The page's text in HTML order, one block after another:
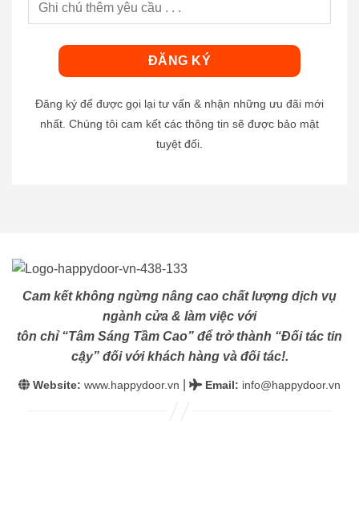
Đăng ký để được gọi lại tư vấn & nhận những ưu đãi mới
nhất. Chúng tôi cam kết các thông tin sẽ được bảo mật
tuyệt đối.
Cam kết không ngừng nâng cao chất lượng dịch vụ
ngành cửa & làm việc với
tôn chỉ “Tâm Sáng Tầm Cao” để trở thành “Đối tác tin
cậy” đối với khách hàng và đối tác!.
Website: www.happydoor.vn Email: info@happydoor.vn